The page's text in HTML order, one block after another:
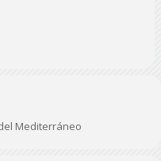
Mediterráneo